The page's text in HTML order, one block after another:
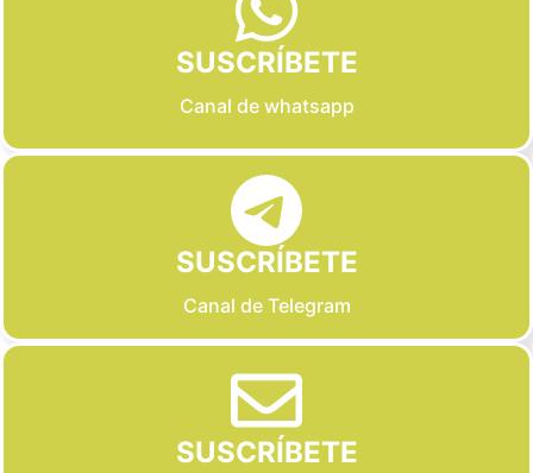
SUSCRÍBETE
Canal de whatsapp
SUSCRÍBETE
Canal de Telegram
SUSCRÍBETE